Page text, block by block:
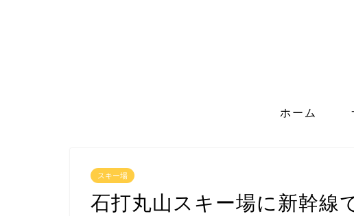
ホーム
スキー場
石打丸山スキー場に新幹線